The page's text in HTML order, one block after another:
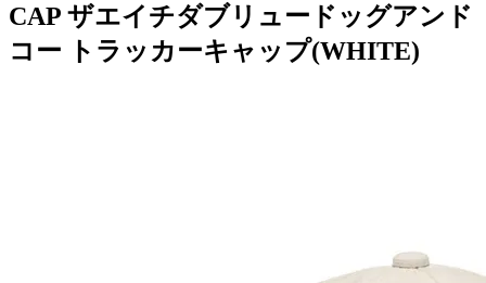
CAP ザエイチダブリュードッグアンド
コー トラッカーキャップ(WHITE)